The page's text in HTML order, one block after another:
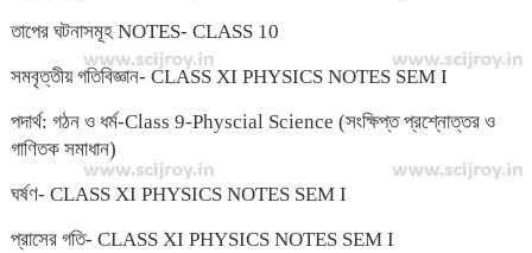
তাপের ঘটনাসমূহ NOTES- CLASS 10
সমবৃত্তীয় গতিবিজ্ঞান- CLASS XI PHYSICS NOTES SEM I
পদার্থ: গঠন ও ধর্ম-Class 9-Physcial Science (সংক্ষিপ্ত প্রশ্নোত্তর ও
গাণিতক সমাধান)
ঘর্ষণ- CLASS XI PHYSICS NOTES SEM I
প্রাসের গতি- CLASS XI PHYSICS NOTES SEM I